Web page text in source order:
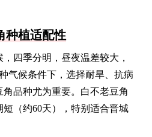
种植适配性
四季分明，昼夜温差较大，
气候条件下，选择耐旱、抗病
品种尤为重要。白不老豆角
（约60天），特别适合晋城